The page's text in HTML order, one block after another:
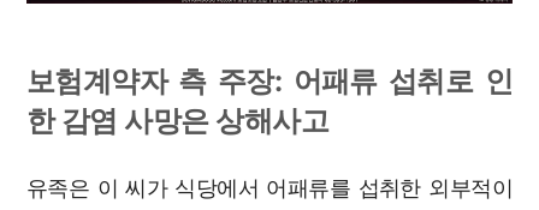
보험계약자 측 주장: 어패류 섭취로 인
한 감염 사망은 상해사고
유족은 이 씨가 식당에서 어패류를 섭취한 외부적이